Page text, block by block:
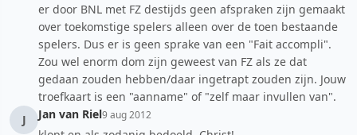
er door BNL met FZ destijds geen afspraken zijn gemaakt
over toekomstige spelers alleen over de toen bestaande
spelers. Dus er is geen sprake van een "Fait accompli".
Zou wel enorm dom zijn geweest van FZ als ze dat
gedaan zouden hebben/daar ingetrapt zouden zijn. Jouw
troefkaart is een "aanname" of "zelf maar invullen van".
J
Jan van Riel9 aug 2012